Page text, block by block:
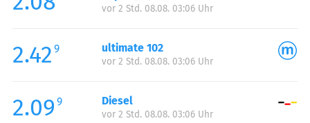
Sonntag:
vor 2 Std. 08.08. 03:06 Uhr
2.42 9 ultimate 102
vor 2 Std. 08.08. 03:06 Uhr
2.09 9 Diesel
vor 2 Std. 08.08. 03:06 Uhr